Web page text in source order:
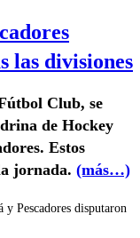
las divisiones
Club, se
de Hockey
Estos
jornada. (más…)
Pescadores disputaron